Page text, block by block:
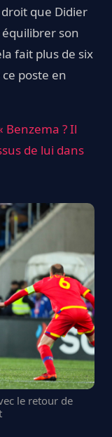
que Didier
son
fait plus de six
poste en
Benzema ? Il
de lui dans
le retour de